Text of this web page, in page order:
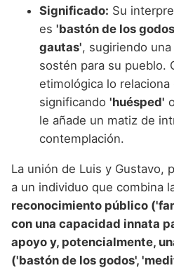
Significado: Su
es 'bastón de los
gautas', sugiriendo
sostén para su pueblo.
etimológica lo relaciona
significando 'huésped'
le añade un matiz de
contemplación.
La unión de Luis y Gustavo,
a un individuo que combina
reconocimiento público
con una capacidad innata
apoyo y, potencialmente,
('bastón de los godos',